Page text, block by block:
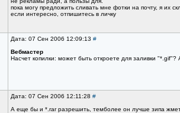
пока могу предложить сливать мне фотки на почту, я их
если интересно, отпишитесь в личку
Дата: 07 Сен 2006 12:09:13 #
Вебмастер
Насчет копилки: может быть откроете для заливки
Дата: 07 Сен 2006 12:11:28 #
А еще бы и *.rar разрешить, темболее он лучше зипа